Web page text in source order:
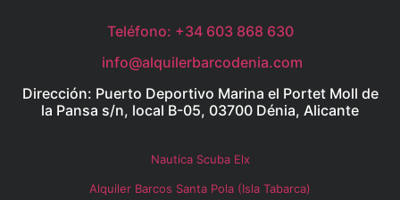
Teléfono: +34 603 868 630
info@alquilerbarcodenia.com
Dirección: Puerto Deportivo Marina el Portet Moll de
la Pansa s/n, local B-05, 03700 Dénia, Alicante
Nautica Scuba Elx
Alquiler Barcos Santa Pola (Isla Tabarca)